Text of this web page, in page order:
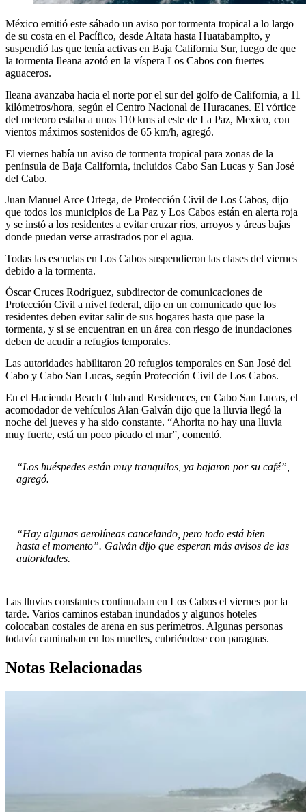
México emitió este sábado un aviso por tormenta tropical a lo largo
de su costa en el Pacífico, desde Altata hasta Huatabampito, y
suspendió las que tenía activas en Baja California Sur, luego de que
la tormenta Ileana azotó en la víspera Los Cabos con fuertes
aguaceros.
Ileana avanzaba hacia el norte por el sur del golfo de California, a 11
kilómetros/hora, según el Centro Nacional de Huracanes. El vórtice
del meteoro estaba a unos 110 kms al este de La Paz, Mexico, con
vientos máximos sostenidos de 65 km/h, agregó.
El viernes había un aviso de tormenta tropical para zonas de la
península de Baja California, incluidos Cabo San Lucas y San José
del Cabo.
Juan Manuel Arce Ortega, de Protección Civil de Los Cabos, dijo
que todos los municipios de La Paz y Los Cabos están en alerta roja
y se instó a los residentes a evitar cruzar ríos, arroyos y áreas bajas
donde puedan verse arrastrados por el agua.
Todas las escuelas en Los Cabos suspendieron las clases del viernes
debido a la tormenta.
Óscar Cruces Rodríguez, subdirector de comunicaciones de
Protección Civil a nivel federal, dijo en un comunicado que los
residentes deben evitar salir de sus hogares hasta que pase la
tormenta, y si se encuentran en un área con riesgo de inundaciones
deben de acudir a refugios temporales.
Las autoridades habilitaron 20 refugios temporales en San José del
Cabo y Cabo San Lucas, según Protección Civil de Los Cabos.
En el Hacienda Beach Club and Residences, en Cabo San Lucas, el
acomodador de vehículos Alan Galván dijo que la lluvia llegó la
noche del jueves y ha sido constante. “Ahorita no hay una lluvia
muy fuerte, está un poco picado el mar”, comentó.
“Los huéspedes están muy tranquilos, ya bajaron por su café”,
agregó.
“Hay algunas aerolíneas cancelando, pero todo está bien
hasta el momento”. Galván dijo que esperan más avisos de las
autoridades.
Las lluvias constantes continuaban en Los Cabos el viernes por la
tarde. Varios caminos estaban inundados y algunos hoteles
colocaban costales de arena en sus perímetros. Algunas personas
todavía caminaban en los muelles, cubriéndose con paraguas.
Notas Relacionadas